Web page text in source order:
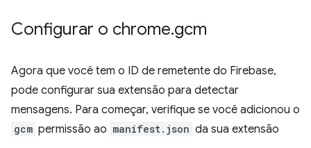
Configurar o chrome.gcm
Agora que você tem o ID de remetente do Firebase,
pode configurar sua extensão para detectar
mensagens. Para começar, verifique se você adicionou o
gcm permissão ao manifest.json da sua extensão